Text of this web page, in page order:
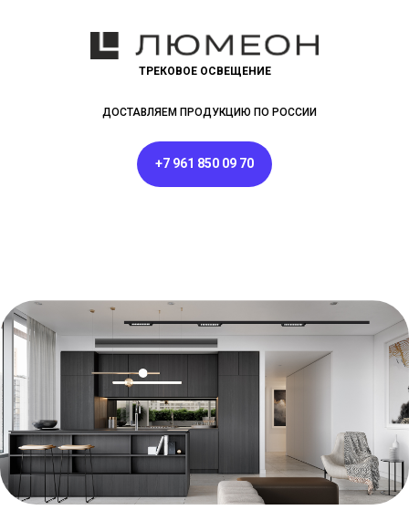
ТРЕКОВОЕ ОСВЕЩЕНИЕ
ДОСТАВЛЯЕМ ПРОДУКЦИЮ ПО РОССИИ
+7 961 850 09 70